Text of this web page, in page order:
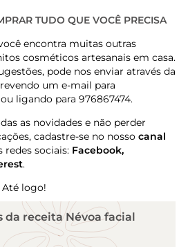
TUDO QUE VOCÊ PRECISA
encontra muitas outras
cosméticos artesanais em casa.
pode nos enviar através da
um e-mail para
ligando para 976867474.
as novidades e não perder
cadastre-se no nosso canal
redes sociais: Facebook,
.
Até logo!
receita Névoa facial